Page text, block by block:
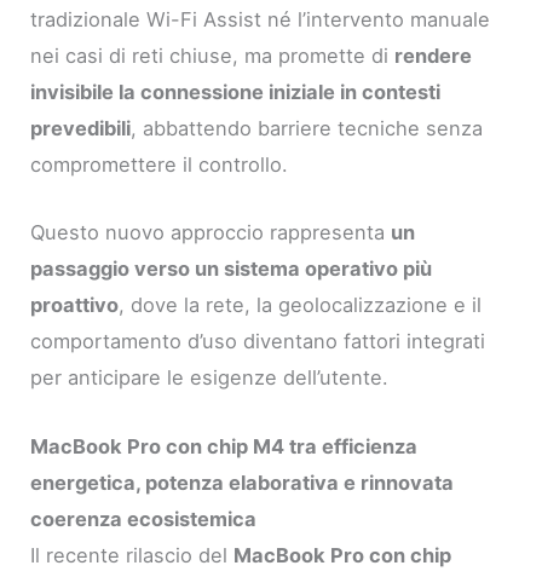
tradizionale Wi-Fi Assist né l’intervento manuale
nei casi di reti chiuse, ma promette di rendere
invisibile la connessione iniziale in contesti
prevedibili, abbattendo barriere tecniche senza
compromettere il controllo.
Questo nuovo approccio rappresenta un
passaggio verso un sistema operativo più
proattivo, dove la rete, la geolocalizzazione e il
comportamento d’uso diventano fattori integrati
per anticipare le esigenze dell’utente.
MacBook Pro con chip M4 tra efficienza
energetica, potenza elaborativa e rinnovata
coerenza ecosistemica
Il recente rilascio del MacBook Pro con chip